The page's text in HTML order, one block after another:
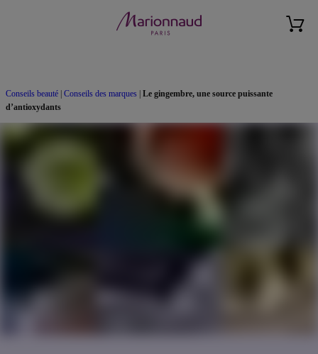
Conseils beauté Conseils des marques
Le gingembre, une source puissante
d’antioxydants